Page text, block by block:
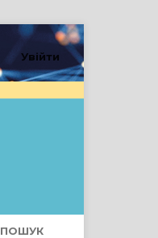
ПОШУК
Увійти